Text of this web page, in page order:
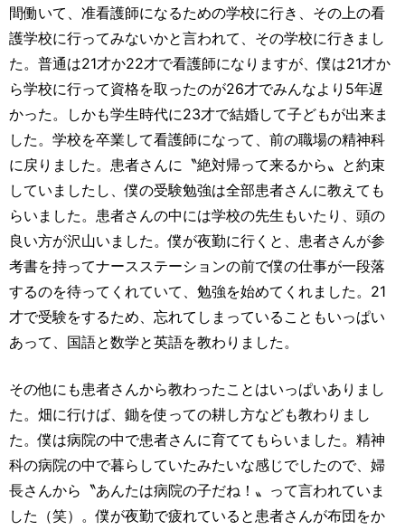
間働いて、准看護師になるための学校に行き、その上の看
護学校に行ってみないかと言われて、その学校に行きまし
た。普通は21才か22才で看護師になりますが、僕は21才か
ら学校に行って資格を取ったのが26才でみんなより5年遅
かった。しかも学生時代に23才で結婚して子どもが出来ま
した。学校を卒業して看護師になって、前の職場の精神科
に戻りました。患者さんに〝絶対帰って来るから〟と約束
していましたし、僕の受験勉強は全部患者さんに教えても
らいました。患者さんの中には学校の先生もいたり、頭の
良い方が沢山いました。僕が夜勤に行くと、患者さんが参
考書を持ってナースステーションの前で僕の仕事が一段落
するのを待ってくれていて、勉強を始めてくれました。21
才で受験をするため、忘れてしまっていることもいっぱい
あって、国語と数学と英語を教わりました。
その他にも患者さんから教わったことはいっぱいありまし
た。畑に行けば、鋤を使っての耕し方なども教わりまし
た。僕は病院の中で患者さんに育ててもらいました。精神
科の病院の中で暮らしていたみたいな感じでしたので、婦
長さんから〝あんたは病院の子だね！〟って言われていま
した（笑）。僕が夜勤で疲れていると患者さんが布団をか